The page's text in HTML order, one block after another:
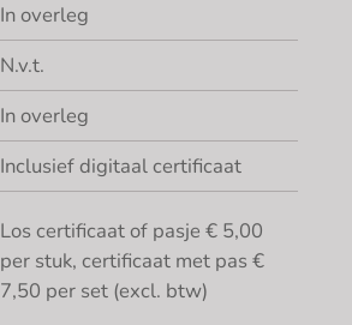
In overleg
N.v.t.
In overleg
Inclusief digitaal certificaat
Los certificaat of pasje € 5,00
per stuk, certificaat met pas €
7,50 per set (excl. btw)